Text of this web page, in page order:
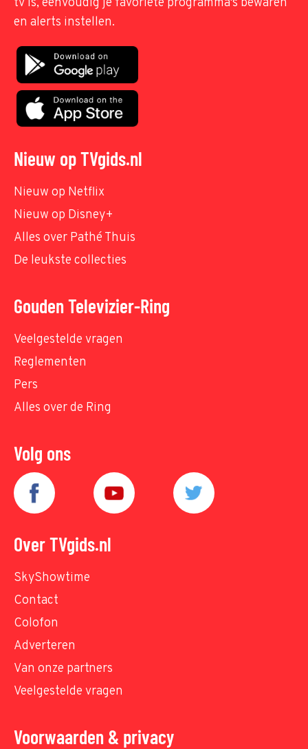
en alerts instellen.
Nieuw op TVgids.nl
Nieuw op Netflix
Nieuw op Disney+
Alles over Pathé Thuis
De leukste collecties
Gouden Televizier-Ring
Veelgestelde vragen
Reglementen
Pers
Alles over de Ring
Volg ons
Over TVgids.nl
SkyShowtime
Contact
Colofon
Adverteren
Van onze partners
Veelgestelde vragen
Voorwaarden & privacy